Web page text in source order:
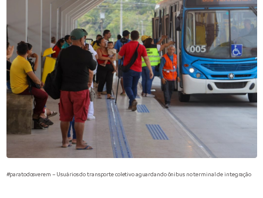
#paratodosverem – Usuários do transporte coletivo aguardando ônibus no terminal de integração